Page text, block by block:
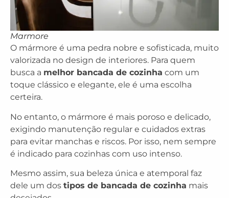
Marmore
O mármore é uma pedra nobre e sofisticada, muito
valorizada no design de interiores. Para quem
busca a melhor bancada de cozinha com um
toque clássico e elegante, ele é uma escolha
certeira.
No entanto, o mármore é mais poroso e delicado,
exigindo manutenção regular e cuidados extras
para evitar manchas e riscos. Por isso, nem sempre
é indicado para cozinhas com uso intenso.
Mesmo assim, sua beleza única e atemporal faz
dele um dos tipos de bancada de cozinha mais